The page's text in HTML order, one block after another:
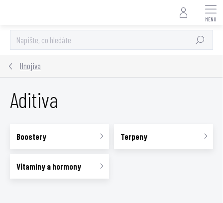
obsah
Hledat
Hnojiva
Aditiva
Boostery Terpeny
Vitamíny a hormony